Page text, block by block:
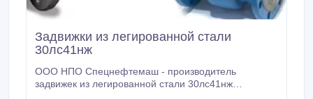
Задвижки из легированной стали
30лс41нж
ООО НПО Спецнефтемаш - производитель
задвижек из легированной стали 30лс41нж